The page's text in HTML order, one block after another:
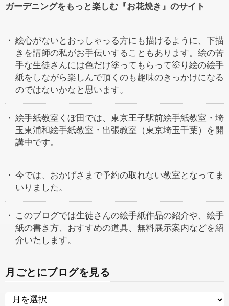
ガーデニングをもっと楽しむ『お花焼き』のサイト
絵心がないとおっしゃっる方にも描けるように、下描
きを講師の私がお手伝いすることもあります。絵の苦
手な生徒さんには色だけ塗ってもらって塗り絵の絵手
紙をしながら楽しんで頂くのも趣味のきっかけになる
のではないかなと思います。
絵手紙教室くぼ田では、東京王子駅前絵手紙教室・埼
玉東浦和絵手紙教室・出張教室（東京埼玉千葉）を開
講中です。
今では、おかげさまで予約の取れない教室となってま
いりました。
このブログでは生徒さんの絵手紙作品の紹介や、絵手
紙の書き方、おすすめの道具、無料展示案内などを紹
介いたします。
月ごとにブログを見る